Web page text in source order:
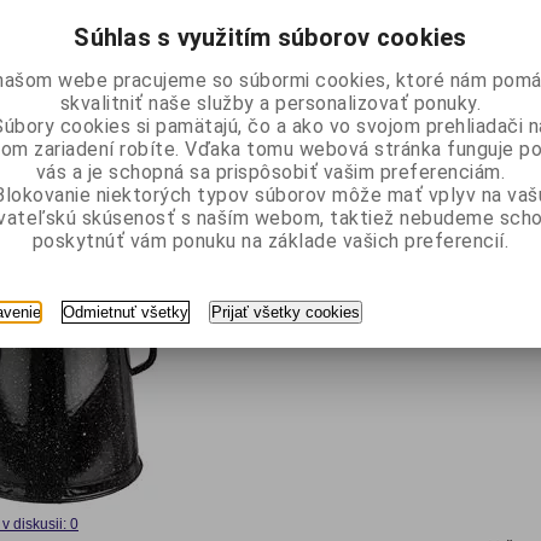
diskusii: 0
Vaša
mast smalt 11 l
Nádoba na mast smalt 11 l . Nádoba na masť s
Rozmery: objem 11 l, priemer 29 / 22 cm, 25 / 29 cm.
diskusii: 0
Súhlas s využitím súborov cookies
webe pracujeme so súbormi cookies, ktoré nám
skvalitniť naše služby a personalizovať ponuky.
cookies si pamätajú, čo a ako vo svojom prehliadači
zariadení robíte. Vďaka tomu webová stránka funguje
vás a je schopná sa prispôsobiť vašim preferenciám.
niektorých typov súborov môže mať vplyv na
skúsenosť s naším webom, taktiež nebudeme
poskytnúť vám ponuku na základe vašich preferencií.
Odmietnuť všetky Prijať všetky cookies